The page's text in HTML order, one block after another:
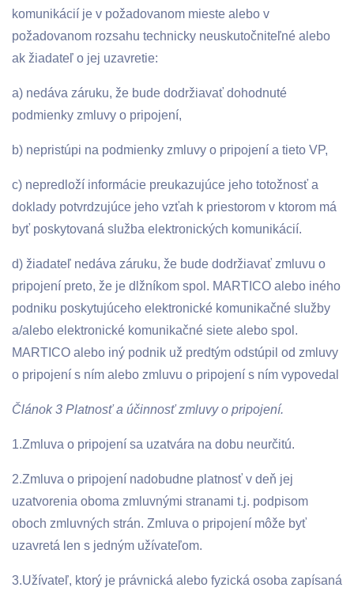
komunikácií je v požadovanom mieste alebo v
požadovanom rozsahu technicky neuskutočniteľné alebo
ak žiadateľ o jej uzavretie:
a) nedáva záruku, že bude dodržiavať dohodnuté
podmienky zmluvy o pripojení,
b) nepristúpi na podmienky zmluvy o pripojení a tieto VP,
c) nepredloží informácie preukazujúce jeho totožnosť a
doklady potvrdzujúce jeho vzťah k priestorom v ktorom má
byť poskytovaná služba elektronických komunikácií.
d) žiadateľ nedáva záruku, že bude dodržiavať zmluvu o
pripojení preto, že je dlžníkom spol. MARTICO alebo iného
podniku poskytujúceho elektronické komunikačné služby
a/alebo elektronické komunikačné siete alebo spol.
MARTICO alebo iný podnik už predtým odstúpil od zmluvy
o pripojení s ním alebo zmluvu o pripojení s ním vypovedal
Článok 3 Platnosť a účinnosť zmluvy o pripojení.
1.Zmluva o pripojení sa uzatvára na dobu neurčitú.
2.Zmluva o pripojení nadobudne platnosť v deň jej
uzatvorenia oboma zmluvnými stranami t.j. podpisom
oboch zmluvných strán. Zmluva o pripojení môže byť
uzavretá len s jedným užívateľom.
3.Užívateľ, ktorý je právnická alebo fyzická osoba zapísaná